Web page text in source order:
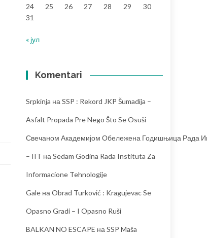
24
25 26 27 28 29
30
31
« јул
Komentari
Srpkinja на SSP : Rekord JKP Šumadija –
Asfalt Propada Pre Nego Što Se Osuši
Свечаном Академијом Обележена Годишњица Рада
– IIT на Sedam Godina Rada Instituta Za
Informacione Tehnologije
Gale на Obrad Turković : Kragujevac Se
Opasno Gradi – I Opasno Ruši
BALKAN NO ESCAPE на SSP Maša